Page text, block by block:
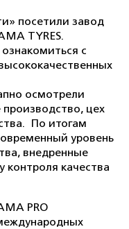
посетили завод
TYRES.
с
осмотрели
цех
По итогам
уровень
внедренные
контроля качества
PRO